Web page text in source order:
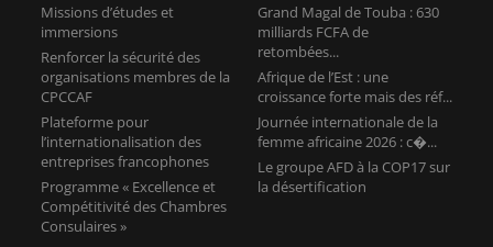
Missions d’études et
immersions
Renforcer la sécurité des
organisations membres de la
CPCCAF
Plateforme pour
l’internationalisation des
entreprises francophones
Programme « Excellence et
Compétitivité des Chambres
Consulaires »
Grand Magal de Touba : 630
milliards FCFA de
retombées...
Afrique de l’Est : une
croissance forte mais des réf...
Journée internationale de la
femme africaine 2026 : c�...
Le groupe AFD à la COP17 sur
la désertification